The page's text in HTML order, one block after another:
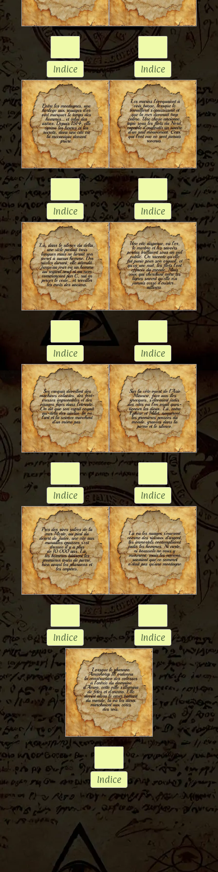
Indice Indice
Indice Indice
Indice Indice
Indice Indice
Indice Indice
Indice